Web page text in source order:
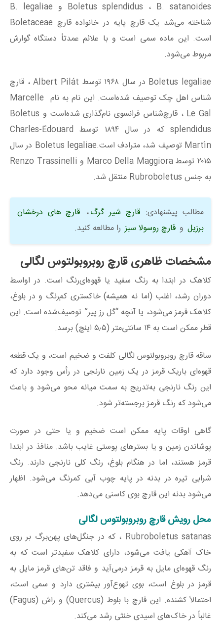
Boletus splendidus ، B. satanoides و B. legaliae
شناخته می‌شد یک قارچ پایه در خانواده قارچ Boletaceae
است. این ماده سمی است و با علائم عمدتاً دستگاه گوارش
مربوط می‌شود.
Boletus legaliae در سال ۱۹۶۸ توسط Albert Pilát ، قارچ‌
شناس اهل چک توصیف شده‌است. این نام به نام Marcelle
Le Gal ، قارچ‌شناس فرانسوی نام‌گذاری شده‌است و Boletus
splendidus که در سال ۱۸۹۴ توسط Charles-Édouard
Martín توصیف شد، مترادف است.Boletus legaliae در سال
۲۰۱۵ توسط Marco Della Maggiora و Renzo Trassinelli
به جنس Rubroboletus منتقل شد.
مطالب پیشنهادی: قارچ شیر گرگ، قارچ‌ های درخشان
برزیل و قارچ روسولا سبز را مطالعه کنید.
مشخصات ظاهری قارچ روبروبولتوس‌ لگالی
کلاهک در ابتدا به رنگ سفید یا قهوه‌ای‌رنگ است. در اواسط
دوران رشد، اغلب (اما نه همیشه) خاکستری کم‌رنگ و در بلوغ،
کلاهک قرمز می‌شود، یا آنچه “گل رز پیر” توصیف‌شده است. این
قطر ممکن است به ۱۴ سانتی‌متر (۵٫۵ اینچ) برسد.
ساقه قارچ روبروبولتوس‌ لگالی کلفت و ضخیم است، و یک قطعه
قهوه‌ای باریک قرمز در یک زمین نارنجی در رأس وجود دارد که
این رنگ نارنجی به‌تدریج به سمت میانه محو می‌شود و باعث
می‌شود که رنگ قرمز برجسته‌تر شود.
گاهی اوقات پایه ممکن است ضخیم و یا حتی در صورت
پوشاندن زمین و یا بسترهای پوستی غایب باشد. منافذ در ابتدا
قرمز هستند، اما در هنگام بلوغ، رنگ کلی نارنجی دارند. رنگ
شرابی تیره در بدنه در پایه چوب آبی کمرنگ می‌شود. اظهار
می‌شود بدنه این قارچ بوی کاسنی می‌دهد.
محل رویش قارچ روبروبولتوس‌ لگالی
Rubroboletus satanas ، که در جنگل‌های پهن‌برگ بر روی
خاک آهکی یافت می‌شود، دارای کلاهک سفیدتر است که به
رنگ قهوه‌ای مایل به قرمز درمی‌آید و فاقد تن‌های قرمز مایل به
قرمز در بلوغ است، بوی تهوع‌آور بیشتری دارد و سمی است،
احتمالاً کشنده. این قارچ با بلوط (Quercus) و راش (Fagus)
غالباً در خاک‌های اسیدی خنثی رشد می‌کند.